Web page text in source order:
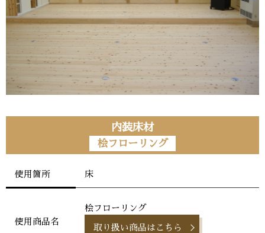
内装床材
桧フローリング
使用箇所 床
使用商品名
桧フローリング
取り扱い商品はこちら